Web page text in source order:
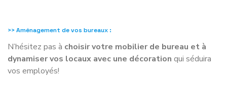
>> Aménagement de vos bureaux :
N’hésitez pas à choisir votre mobilier de bureau et à
dynamiser vos locaux avec une décoration qui séduira
vos employés!